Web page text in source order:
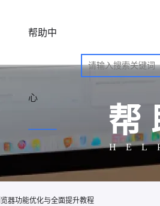
帮助中
心
帮
器功能优化与全面提升教程